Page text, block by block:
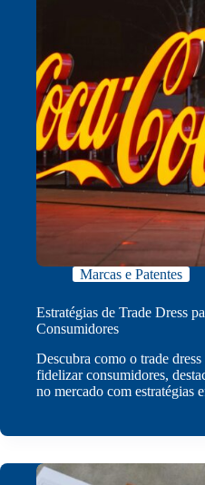
Marcas e Patentes
Estratégias de Trade Dress
Consumidores
Descubra como o trade
fidelizar consumidores,
no mercado com estratégias